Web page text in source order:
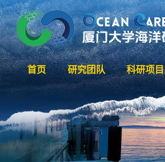
首页 研究团队 科研项目